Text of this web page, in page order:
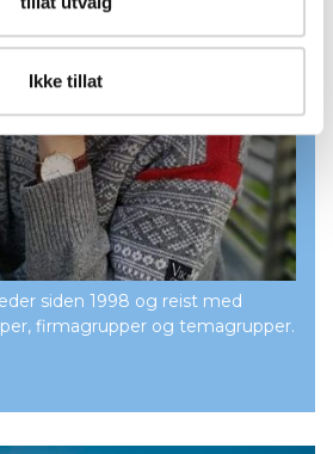
Ikke tillat
siden 1998 og reist med
firmagrupper og temagrupper.